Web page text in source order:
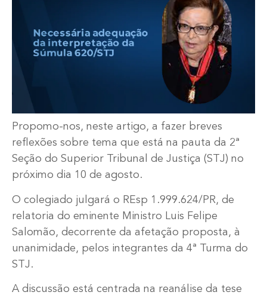
Propomo-nos, neste artigo, a fazer breves
reflexões sobre tema que está na pauta da 2ª
Seção do Superior Tribunal de Justiça (STJ) no
próximo dia 10 de agosto.
O colegiado julgará o REsp 1.999.624/PR, de
relatoria do eminente Ministro Luis Felipe
Salomão, decorrente da afetação proposta, à
unanimidade, pelos integrantes da 4ª Turma do
STJ.
A discussão está centrada na reanálise da tese